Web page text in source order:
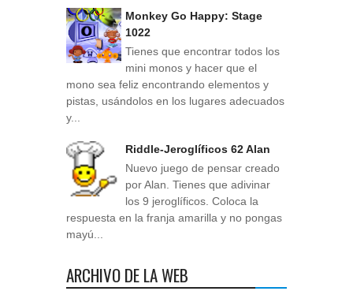
Monkey Go Happy: Stage
1022
Tienes que encontrar todos los
mini monos y hacer que el
mono sea feliz encontrando elementos y
pistas, usándolos en los lugares adecuados
y...
Riddle-Jeroglíficos 62 Alan
Nuevo juego de pensar creado
por Alan. Tienes que adivinar
los 9 jeroglíficos. Coloca la
respuesta en la franja amarilla y no pongas
mayú...
ARCHIVO DE LA WEB